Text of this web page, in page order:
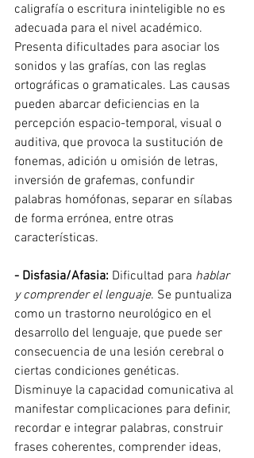
caligrafía o escritura ininteligible no es
adecuada para el nivel académico.
Presenta dificultades para asociar los
sonidos y las grafías, con las reglas
ortográficas o gramaticales. Las causas
pueden abarcar deficiencias en la
percepción espacio-temporal, visual o
auditiva, que provoca la sustitución de
fonemas, adición u omisión de letras,
inversión de grafemas, confundir
palabras homófonas, separar en sílabas
de forma errónea, entre otras
características.
- Disfasia/Afasia: Dificultad para hablar
y comprender el lenguaje. Se puntualiza
como un trastorno neurológico en el
desarrollo del lenguaje, que puede ser
consecuencia de una lesión cerebral o
ciertas condiciones genéticas.
Disminuye la capacidad comunicativa al
manifestar complicaciones para definir,
recordar e integrar palabras, construir
frases coherentes, comprender ideas,